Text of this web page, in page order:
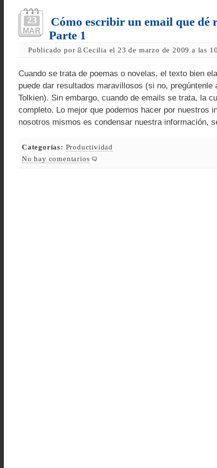
23
MAR
Cómo escribir un email que dé
Parte 1
Publicado por Cecilia el 23 de marzo de 2009 a las
Cuando se trata de poemas o novelas, el texto bien
puede dar resultados maravillosos (si no, pregúntenle
Tolkien). Sin embargo, cuando de emails se trata, la
completo. Lo mejor que podemos hacer por nuestros
nosotros mismos es condensar nuestra información,
Categorías: Productividad
No hay comentarios